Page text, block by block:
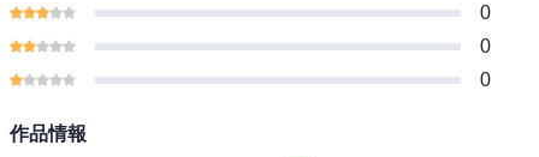
0
0
0
作品情報